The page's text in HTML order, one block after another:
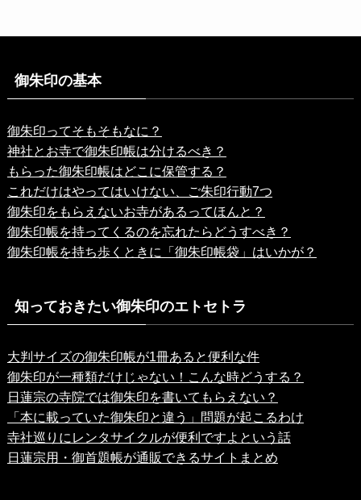
御朱印の基本
御朱印ってそもそもなに？
神社とお寺で御朱印帳は分けるべき？
もらった御朱印帳はどこに保管する？
これだけはやってはいけない、ご朱印行動7つ
御朱印をもらえないお寺があるってほんと？
御朱印帳を持ってくるのを忘れたらどうすべき？
御朱印帳を持ち歩くときに「御朱印帳袋」はいかが？
知っておきたい御朱印のエトセトラ
大判サイズの御朱印帳が1冊あると便利な件
御朱印が一種類だけじゃない！こんな時どうする？
日蓮宗の寺院では御朱印を書いてもらえない？
「本に載っていた御朱印と違う」問題が起こるわけ
寺社巡りにレンタサイクルが便利ですよという話
日蓮宗用・御首題帳が通販できるサイトまとめ